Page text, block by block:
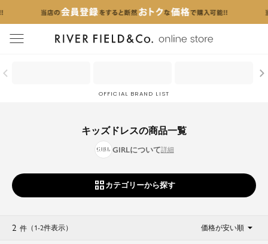
menu
OFFICIAL BRAND LIST
キッズドレスの商品一覧
GIRLについて
カテゴリーから探す
2 件 （1-2件表示） 価格が安い順